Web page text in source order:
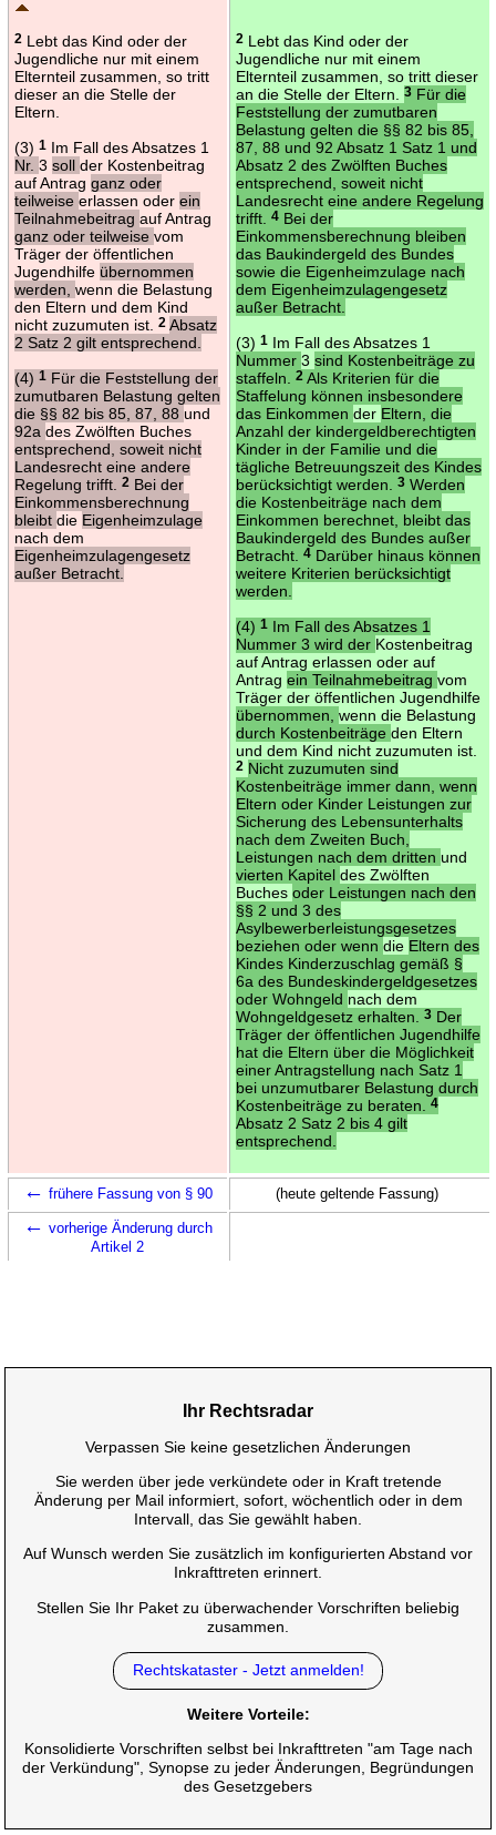
2Lebt das Kind oder der
Jugendliche nur mit einem
Elternteil zusammen, so tritt
dieser an die Stelle der
Eltern.
(3) 1Im Fall des Absatzes 1
Nr. 3 soll der Kostenbeitrag
auf Antrag ganz oder
teilweise erlassen oder ein
Teilnahmebeitrag auf Antrag
ganz oder teilweise vom
Träger der öffentlichen
Jugendhilfe übernommen
werden, wenn die Belastung
den Eltern und dem Kind
nicht zuzumuten ist.
2 Absatz
2 Satz 2 gilt entsprechend.
(4) 1Für die Feststellung der
zumutbaren Belastung gelten
die §§ 82 bis 85, 87, 88 und
92a des Zwölften Buches
entsprechend, soweit nicht
Landesrecht eine andere
Regelung trifft.
2Bei der
Einkommensberechnung
bleibt die Eigenheimzulage
nach dem
Eigenheimzulagengesetz
außer Betracht.
2Lebt das Kind oder der
Jugendliche nur mit einem
Elternteil zusammen, so tritt dieser
an die Stelle der Eltern.
3Für die
Feststellung der zumutbaren
Belastung gelten die §§ 82 bis 85,
87, 88 und 92 Absatz 1 Satz 1 und
Absatz 2 des Zwölften Buches
entsprechend, soweit nicht
Landesrecht eine andere Regelung
trifft.
4Bei der
Einkommensberechnung bleiben
das Baukindergeld des Bundes
sowie die Eigenheimzulage nach
dem Eigenheimzulagengesetz
außer Betracht.
(3) 1Im Fall des Absatzes 1
Nummer 3 sind Kostenbeiträge zu
staffeln.
2Als Kriterien für die
Staffelung können insbesondere
das Einkommen der Eltern, die
Anzahl der kindergeldberechtigten
Kinder in der Familie und die
tägliche Betreuungszeit des Kindes
berücksichtigt werden.
3Werden
die Kostenbeiträge nach dem
Einkommen berechnet, bleibt das
Baukindergeld des Bundes außer
Betracht.
4Darüber hinaus können
weitere Kriterien berücksichtigt
werden.
(4) 1Im Fall des Absatzes 1
Nummer 3 wird der Kostenbeitrag
auf Antrag erlassen oder auf
Antrag ein Teilnahmebeitrag vom
Träger der öffentlichen Jugendhilfe
übernommen, wenn die Belastung
durch Kostenbeiträge den Eltern
und dem Kind nicht zuzumuten ist.
2 Nicht zuzumuten sind
Kostenbeiträge immer dann, wenn
Eltern oder Kinder Leistungen zur
Sicherung des Lebensunterhalts
nach dem Zweiten Buch,
Leistungen nach dem dritten und
vierten Kapitel des Zwölften
Buches oder Leistungen nach den
§§ 2 und 3 des
Asylbewerberleistungsgesetzes
beziehen oder wenn die Eltern des
Kindes Kinderzuschlag gemäß §
6a des Bundeskindergeldgesetzes
oder Wohngeld nach dem
Wohngeldgesetz erhalten.
3Der
Träger der öffentlichen Jugendhilfe
hat die Eltern über die Möglichkeit
einer Antragstellung nach Satz 1
bei unzumutbarer Belastung durch
Kostenbeiträge zu beraten.
4
Absatz 2 Satz 2 bis 4 gilt
entsprechend.
← frühere Fassung von § 90 (heute geltende Fassung)
← vorherige Änderung durch
Artikel 2
Ihr Rechtsradar
Verpassen Sie keine gesetzlichen Änderungen
Sie werden über jede verkündete oder in Kraft tretende
Änderung per Mail informiert, sofort, wöchentlich oder in dem
Intervall, das Sie gewählt haben.
Auf Wunsch werden Sie zusätzlich im konfigurierten Abstand vor
Inkrafttreten erinnert.
Stellen Sie Ihr Paket zu überwachender Vorschriften beliebig
zusammen.
Rechtskataster - Jetzt anmelden!
Weitere Vorteile:
Konsolidierte Vorschriften selbst bei Inkrafttreten "am Tage nach
der Verkündung", Synopse zu jeder Änderungen, Begründungen
des Gesetzgebers